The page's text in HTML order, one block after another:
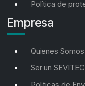
Política de
Empresa
Quienes Somos
Ser un
Politicas de